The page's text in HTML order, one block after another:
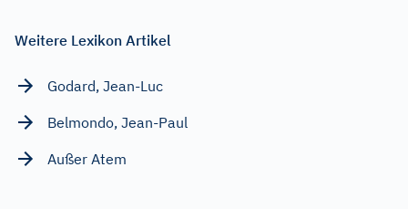
Weitere Lexikon Artikel
Godard, Jean-Luc
Belmondo, Jean-Paul
Außer Atem